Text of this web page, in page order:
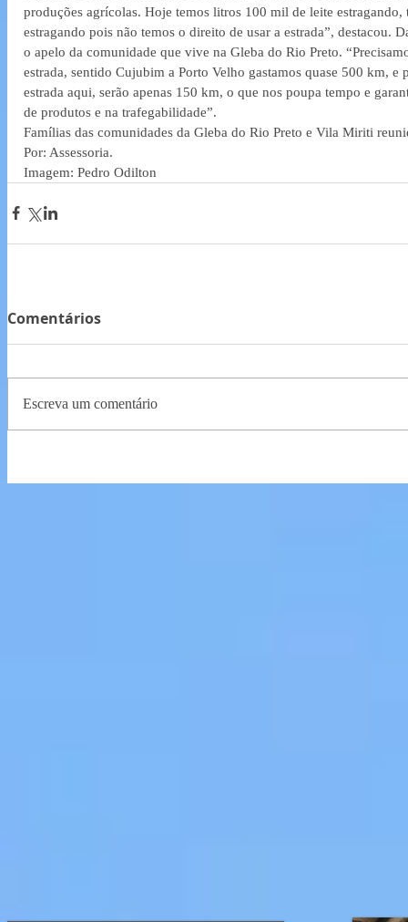
produções agrícolas. Hoje temos litros 100 mil de leite
estragando pois não temos o direito de usar a estrada”, destacou.
o apelo da comunidade que vive na Gleba do Rio Preto.
estrada, sentido Cujubim a Porto Velho gastamos quase 500 km,
estrada aqui, serão apenas 150 km, o que nos poupa tempo e
de produtos e na trafegabilidade”.
Famílias das comunidades da Gleba do Rio Preto e Vila Miriti
Por: Assessoria.
Imagem: Pedro Odilton
Comentários
Escreva um comentário